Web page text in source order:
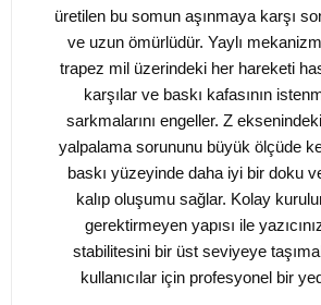
üretilen bu somun aşınmaya karşı
ve uzun ömürlüdür. Yaylı
trapez mil üzerindeki her hareketi
karşılar ve baskı kafasının
sarkmalarını engeller. Z
yalpalama sorununu büyük ölçüde
baskı yüzeyinde daha iyi bir doku
kalıp oluşumu sağlar. Kolay
gerektirmeyen yapısı ile
stabilitesini bir üst seviyeye
kullanıcılar için profesyonel bir